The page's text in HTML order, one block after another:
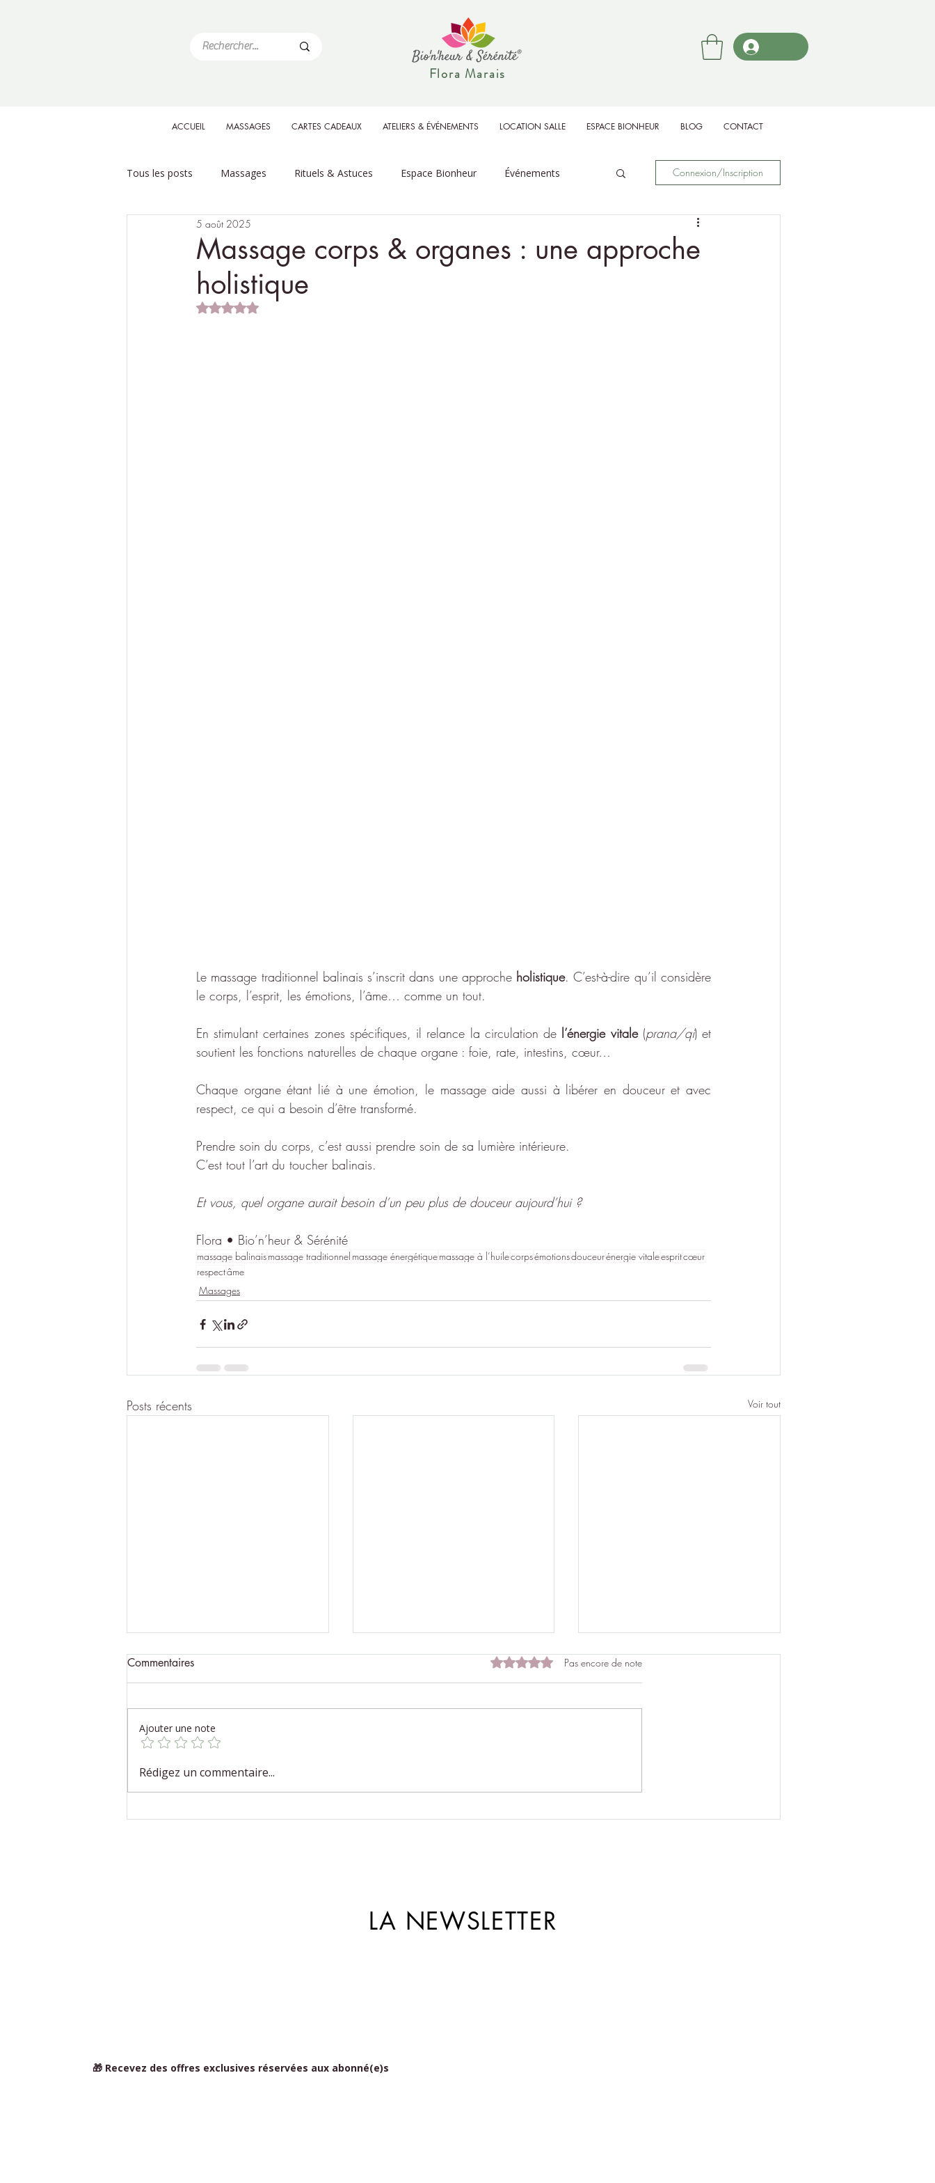
Flora Marais
ACCUEIL MASSAGES CARTES CADEAUX ATELIERS & ÉVÉNEMENTS LOCATION SALLE ESPACE BIONHEUR BLOG CONTACT
Tous les posts Massages Rituels & Astuces Espace Bionheur Événements Connexion/Inscription
Massage corps & organes : une approche
holistique
5 août 2025
Noté NaN étoiles sur 5.
Le massage traditionnel balinais s’inscrit dans une approche holistique. C’est-à-dire qu’il considère
le corps, l’esprit, les émotions, l’âme… comme un tout.
En stimulant certaines zones spécifiques, il relance la circulation de l’énergie vitale (prana/qi) et
soutient les fonctions naturelles de chaque organe : foie, rate, intestins, cœur…
Chaque organe étant lié à une émotion, le massage aide aussi à libérer en douceur et avec
respect, ce qui a besoin d’être transformé.
Prendre soin du corps, c’est aussi prendre soin de sa lumière intérieure.
C’est tout l’art du toucher balinais.
Et vous, quel organe aurait besoin d’un peu plus de douceur aujourd’hui ?
Flora • Bio’n’heur & Sérénité
massage balinaismassage traditionnel massage énergétiquemassage à l’huilecorpsémotionsdouceurénergie vitaleespritcœur
respectâme
Massages
Posts récents Voir tout
Un massage comme une
prière du corps
de l’âme et du corps
Commentaires Noté 0 étoile sur 5.Pas encore de note
Ajouter une note
Rédigez un commentaire...
🎁 Recevez des offres exclusives réservées aux abonné(e)s
LA NEWSLETTER